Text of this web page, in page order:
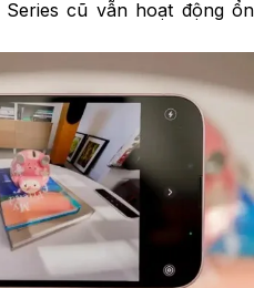
cũ vẫn hoạt động ổn